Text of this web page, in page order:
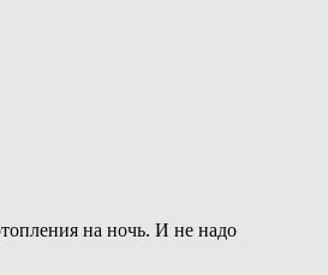
на ночь. И не надо